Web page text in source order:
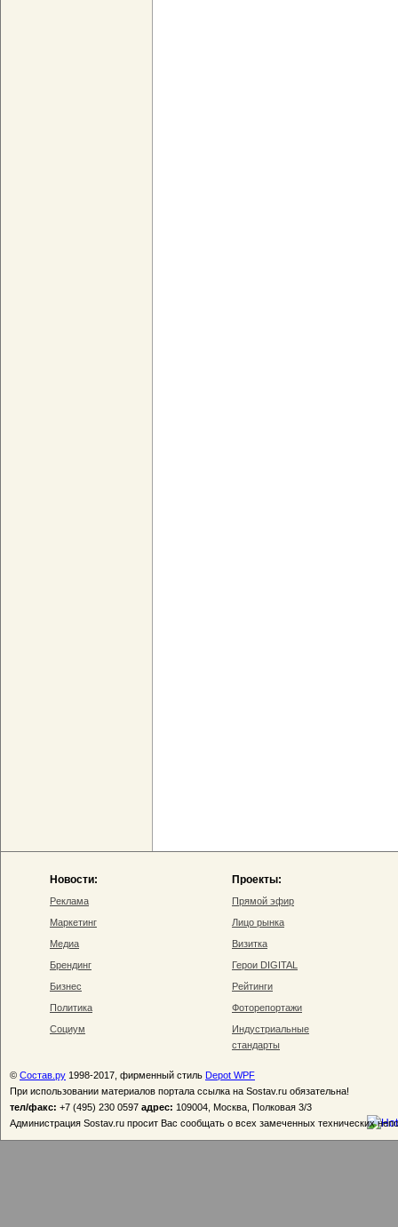
Новости:
Реклама
Маркетинг
Медиа
Брендинг
Бизнес
Политика
Социум
Проекты:
Прямой эфир
Лицо рынка
Визитка
Герои DIGITAL
Рейтинги
Фоторепортажи
Индустриальные
стандарты
© Состав.ру 1998-2017, фирменный стиль Depot WPF
При использовании материалов портала ссылка на Sostav.ru обязательна!
тел/факс: +7 (495) 230 0597 адрес: 109004, Москва, Полковая 3/3
Администрация Sostav.ru просит Вас сообщать о всех замеченных технических